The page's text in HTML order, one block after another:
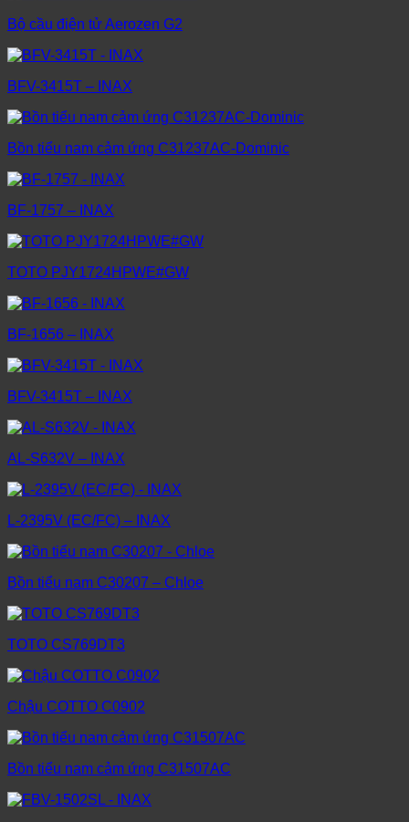
Bộ cầu điện tử Aerozen G2
BFV-3415T – INAX
Bồn tiểu nam cảm ứng C31237AC-Dominic
BF-1757 – INAX
TOTO PJY1724HPWE#GW
BF-1656 – INAX
BFV-3415T – INAX
AL-S632V – INAX
L-2395V (EC/FC) – INAX
Bồn tiểu nam C30207 – Chloe
TOTO CS769DT3
Chậu COTTO C0902
Bồn tiểu nam cảm ứng C31507AC